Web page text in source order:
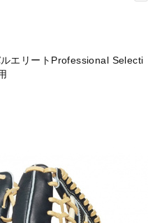
エリートProfessional Selecti